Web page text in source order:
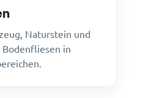
Naturstein und
Bodenfliesen in